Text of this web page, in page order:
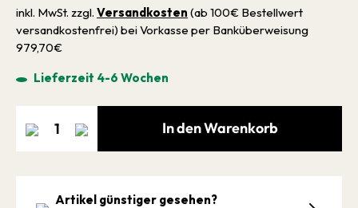
inkl. MwSt. zzgl. Versandkosten (ab 100€ Bestellwert
versandkostenfrei) bei Vorkasse per Banküberweisung
979,70€
Lieferzeit 4-6 Wochen
In den Warenkorb
Artikel günstiger gesehen?